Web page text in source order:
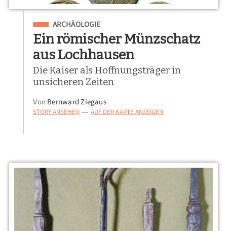
Eingeordnet unter
ARCHÄOLOGIE
Ein römischer Münzschatz
aus Lochhausen
Die Kaiser als Hoffnungsträger in
unsicheren Zeiten
Von Bernward Ziegaus
STORY ANSEHEN — AUF DER KARTE ANZEIGEN